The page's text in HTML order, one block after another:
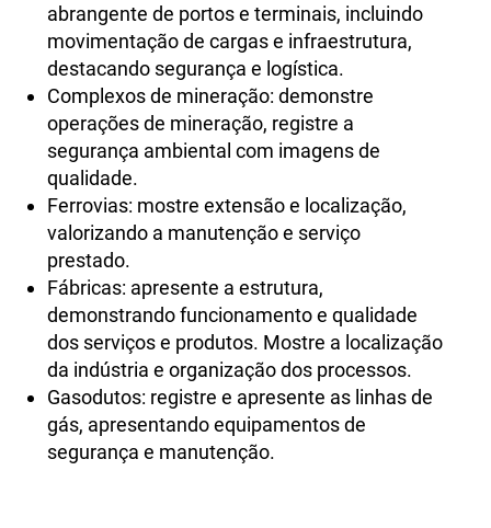
abrangente de portos e terminais, incluindo
movimentação de cargas e infraestrutura,
destacando segurança e logística.
Complexos de mineração: demonstre
operações de mineração, registre a
segurança ambiental com imagens de
qualidade.
Ferrovias: mostre extensão e localização,
valorizando a manutenção e serviço
prestado.
Fábricas: apresente a estrutura,
demonstrando funcionamento e qualidade
dos serviçose produtos. Mostre a localização
da indústria e organização dos processos.
Gasodutos: registre e apresente as linhas de
gás, apresentando equipamentos de
segurança e manutenção.